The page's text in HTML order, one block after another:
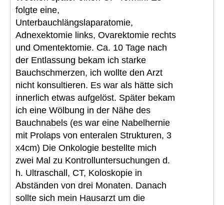
folgte eine,
Unterbauchlängslaparatomie,
Adnexektomie links, Ovarektomie rechts
und Omentektomie. Ca. 10 Tage nach
der Entlassung bekam ich starke
Bauchschmerzen, ich wollte den Arzt
nicht konsultieren. Es war als hätte sich
innerlich etwas aufgelöst. Später bekam
ich eine Wölbung in der Nähe des
Bauchnabels (es war eine Nabelhernie
mit Prolaps von enteralen Strukturen, 3
x4cm) Die Onkologie bestellte mich
zwei Mal zu Kontrolluntersuchungen d.
h. Ultraschall, CT, Koloskopie in
Abständen von drei Monaten. Danach
sollte sich mein Hausarzt um die